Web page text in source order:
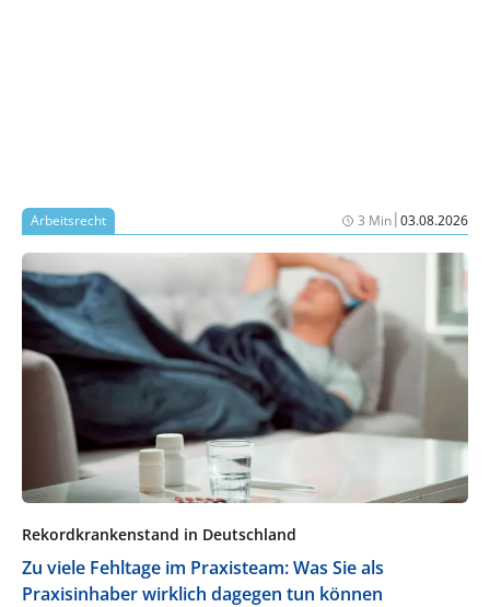
Arbeitsrecht 3 Min|03.08.2026
Rekordkrankenstand in Deutschland
Zu viele Fehltage im Praxisteam: Was Sie als
Praxisinhaber wirklich dagegen tun können